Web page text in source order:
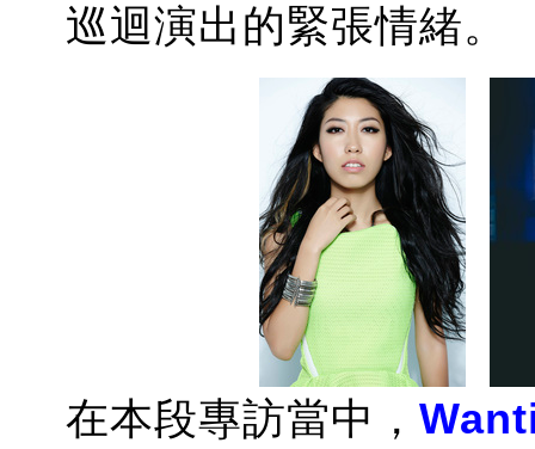
巡迴演出的緊張情緒。
在本段專訪當中，